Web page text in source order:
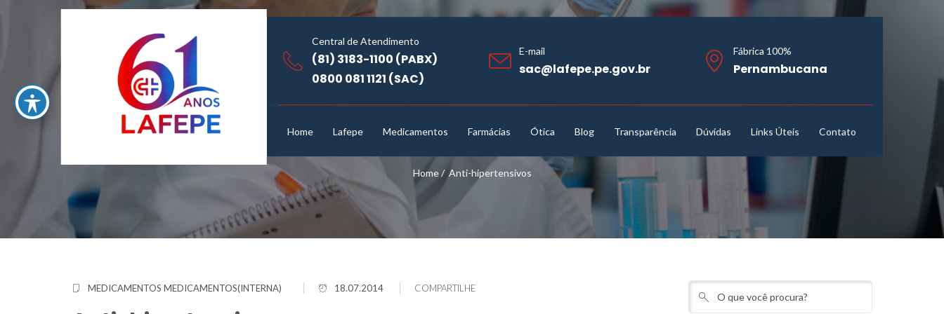
Central de Atendimento
(81) 3183-1100 (PABX)
0800 081 1121 (SAC)
E-mail
sac@lafepe.pe.gov.br
Fábrica 100%
Pernambucana
Home Lafepe Medicamentos Farmácias Ótica Blog Transparência Dúvidas Links Úteis Contato
Home/ Anti-hipertensivos
MEDICAMENTOS MEDICAMENTOS(INTERNA) 18.07.2014 COMPARTILHE